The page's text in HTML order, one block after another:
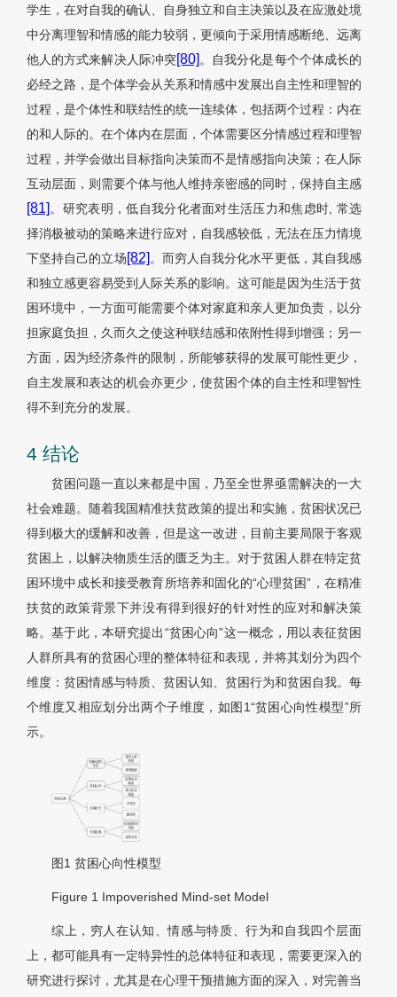
学生，在对自我的确认、自身独立和自主决策以及在应激处境
中分离理智和情感的能力较弱，更倾向于采用情感断绝、远离
他人的方式来解决人际冲突[80]。自我分化是每个个体成长的
必经之路，是个体学会从关系和情感中发展出自主性和理智的
过程，是个体性和联结性的统一连续体，包括两个过程：内在
的和人际的。在个体内在层面，个体需要区分情感过程和理智
过程，并学会做出目标指向决策而不是情感指向决策；在人际
互动层面，则需要个体与他人维持亲密感的同时，保持自主感
[81]。研究表明，低自我分化者面对生活压力和焦虑时, 常选
择消极被动的策略来进行应对，自我感较低，无法在压力情境
下坚持自己的立场[82]。而穷人自我分化水平更低，其自我感
和独立感更容易受到人际关系的影响。这可能是因为生活于贫
困环境中，一方面可能需要个体对家庭和亲人更加负责，以分
担家庭负担，久而久之使这种联结感和依附性得到增强；另一
方面，因为经济条件的限制，所能够获得的发展可能性更少，
自主发展和表达的机会亦更少，使贫困个体的自主性和理智性
得不到充分的发展。
4 结论
贫困问题一直以来都是中国，乃至全世界亟需解决的一大
社会难题。随着我国精准扶贫政策的提出和实施，贫困状况已
得到极大的缓解和改善，但是这一改进，目前主要局限于客观
贫困上，以解决物质生活的匮乏为主。对于贫困人群在特定贫
困环境中成长和接受教育所培养和固化的“心理贫困”，在精准
扶贫的政策背景下并没有得到很好的针对性的应对和解决策
略。基于此，本研究提出“贫困心向”这一概念，用以表征贫困
人群所具有的贫困心理的整体特征和表现，并将其划分为四个
维度：贫困情感与特质、贫困认知、贫困行为和贫困自我。每
个维度又相应划分出两个子维度，如图1“贫困心向性模型”所
示。
图1 贫困心向性模型
Figure 1 Impoverished Mind-set Model
综上，穷人在认知、情感与特质、行为和自我四个层面
上，都可能具有一定特异性的总体特征和表现，需要更深入的
研究进行探讨，尤其是在心理干预措施方面的深入，对完善当